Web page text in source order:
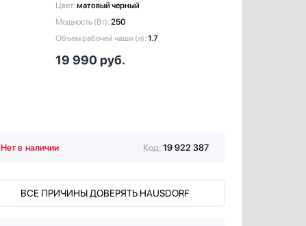
Цвет: матовый черный
Мощность (Вт): 250
Объем рабочей чаши (л): 1.7
19 990 руб.
Нет в наличии Код: 19 922 387
ВСЕ ПРИЧИНЫ ДОВЕРЯТЬ HAUSDORF